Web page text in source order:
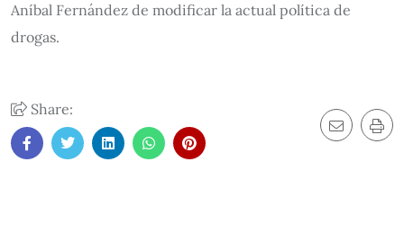
Aníbal Fernández de modificar la actual política de
drogas.
Share: